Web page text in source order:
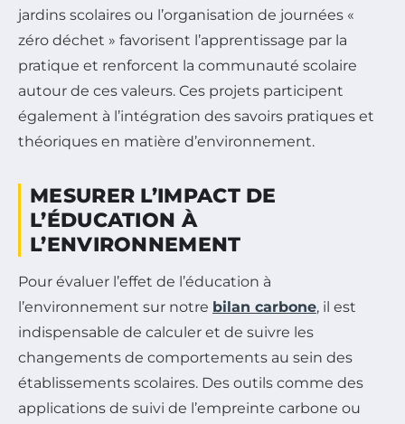
jardins scolaires ou l’organisation de journées «
zéro déchet » favorisent l’apprentissage par la
pratique et renforcent la communauté scolaire
autour de ces valeurs. Ces projets participent
également à l’intégration des savoirs pratiques et
théoriques en matière d’environnement.
MESURER L’IMPACT DE
L’ÉDUCATION À
L’ENVIRONNEMENT
Pour évaluer l’effet de l’éducation à
l’environnement sur notre bilan carbone, il est
indispensable de calculer et de suivre les
changements de comportements au sein des
établissements scolaires. Des outils comme des
applications de suivi de l’empreinte carbone ou